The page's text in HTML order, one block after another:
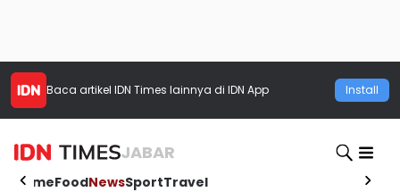
Baca artikel IDN Times lainnya di IDN App Install
JABAR
HomeFoodNewsSportTravel